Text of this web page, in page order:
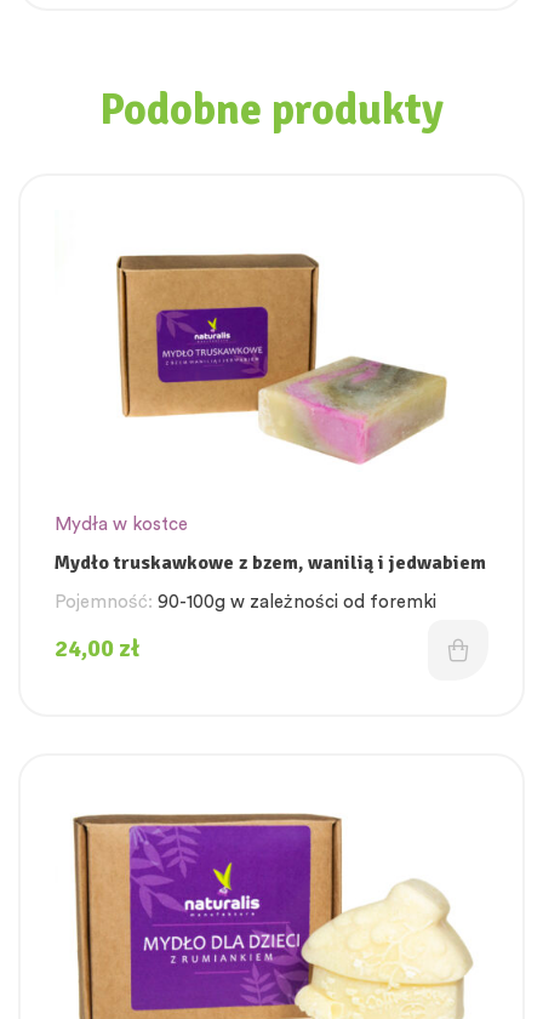
Podobne produkty
Mydła w kostce
Mydło truskawkowe z bzem, wanilią i jedwabiem
Pojemność: 90-100g w zależności od foremki
24,00 zł